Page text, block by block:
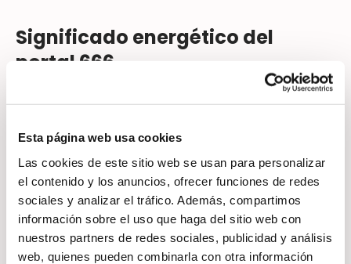
Esta página web usa cookies
Las cookies de este sitio web se usan para personalizar
el contenido y los anuncios, ofrecer funciones de redes
sociales y analizar el tráfico. Además, compartimos
información sobre el uso que haga del sitio web con
nuestros partners de redes sociales, publicidad y análisis
web, quienes pueden combinarla con otra información
Significado energético del
portal 666
El número 6 suele relacionarse
con equilibrio, armonía, amor y
estabilidad. Durante este portal
energético, muchas personas
buscan trabajar aspectos como: